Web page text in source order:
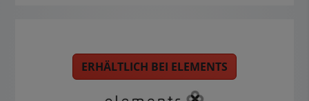
ERHÄLTLICH BEI ELEMENTS